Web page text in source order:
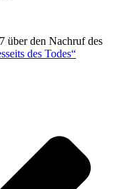
über den Nachruf des
des Todes“